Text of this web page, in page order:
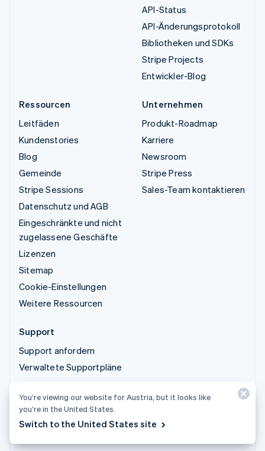
API-Status
API-Änderungsprotokoll
Bibliotheken und SDKs
Stripe Projects
Entwickler-Blog
Ressourcen
Leitfäden
Kundenstories
Blog
Gemeinde
Stripe Sessions
Datenschutz und AGB
Eingeschränkte und nicht
zugelassene Geschäfte
Lizenzen
Sitemap
Cookie-Einstellungen
Weitere Ressourcen
Unternehmen
Produkt-Roadmap
Karriere
Newsroom
Stripe Press
Sales-Team kontaktieren
Support
Support anfordern
Verwaltete Supportpläne
© 2026 Stripe, LLC
You’re viewing our website for Austria, but it looks like
you’re in the United States.
Switch to the United States site